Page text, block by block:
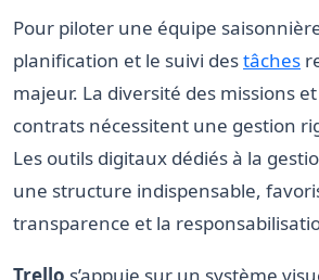
Pour piloter une équipe
planification et le suivi destâches
majeur. La diversité des missions
contrats nécessitent une gestion
Les outils digitaux dédiés à la
une structure indispensable,
transparence et la